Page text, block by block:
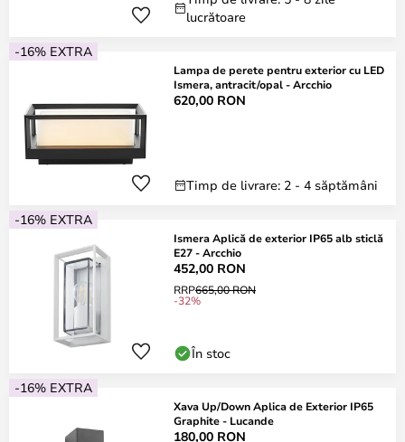
lucrătoare
-16% EXTRA
Lampa de perete pentru exterior cu LED
Ismera, antracit/opal - Arcchio
620,00 RON
Timp de livrare: 2 - 4 săptămâni
-16% EXTRA
Ismera Aplică de exterior IP65 alb sticlă
E27 - Arcchio
452,00 RON
RRP665,00 RON
-32%
În stoc
-16% EXTRA
Xava Up/Down Aplica de Exterior IP65
Graphite - Lucande
180,00 RON